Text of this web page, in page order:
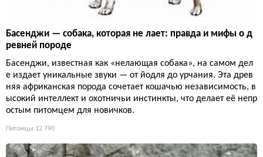
Басенджи — собака, которая не лает: правда и мифы о д
ревней породе
Басенджи, известная как «нелающая собака», на самом дел
е издает уникальные звуки — от йодля до урчания. Эта древ
няя африканская порода сочетает кошачью независимость, в
ысокий интеллект и охотничьи инстинкты, что делает её непр
остым питомцем для новичков.
Питомцы 12 790